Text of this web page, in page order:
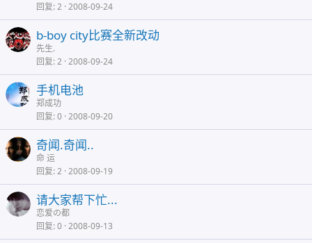
回复 2 2008-09-24
b-boy city比赛全新改动
先生.
回复 2 2008-09-24
手机电池
郑成功
回复 0 2008-09-20
奇闻.奇闻..
命 运
回复 2 2008-09-19
请大家帮下忙...
恋爱の都
回复 0 2008-09-13